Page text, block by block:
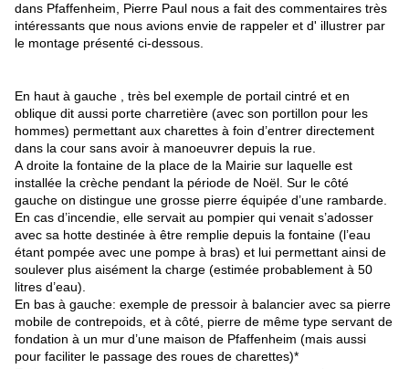
dans Pfaffenheim, Pierre Paul nous a fait des commentaires très
intéressants que nous avions envie de rappeler et d' illustrer par
le montage présenté ci-dessous.
En haut à gauche , très bel exemple de portail cintré et en
oblique dit aussi porte charretière (avec son portillon pour les
hommes) permettant aux charettes à foin d’entrer directement
dans la cour sans avoir à manoeuvrer depuis la rue.
A droite la fontaine de la place de la Mairie sur laquelle est
installée la crèche pendant la période de Noël. Sur le côté
gauche on distingue une grosse pierre équipée d’une rambarde.
En cas d’incendie, elle servait au pompier qui venait s’adosser
avec sa hotte destinée à être remplie depuis la fontaine (l’eau
étant pompée avec une pompe à bras) et lui permettant ainsi de
soulever plus aisément la charge (estimée probablement à 50
litres d’eau).
En bas à gauche: exemple de pressoir à balancier avec sa pierre
mobile de contrepoids, et à côté, pierre de même type servant de
fondation à un mur d’une maison de Pfaffenheim (mais aussi
pour faciliter le passage des roues de charettes)*